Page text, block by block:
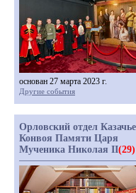
основан 27 марта 2023 г.
Другие события
Орловский отдел
Конвоя Памяти Царя
Мученика Николая II(29)